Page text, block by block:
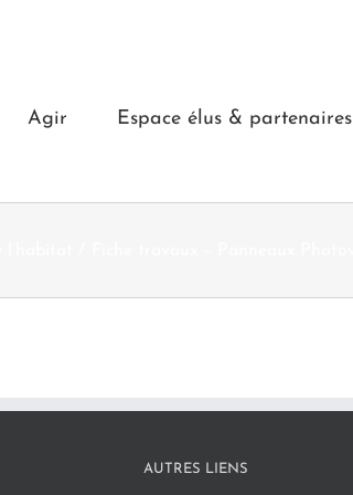
Agir Espace élus & partenaires
AUTRES LIENS